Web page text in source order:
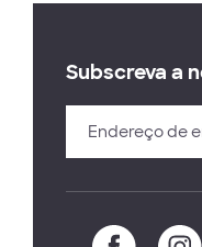
Subscreva a